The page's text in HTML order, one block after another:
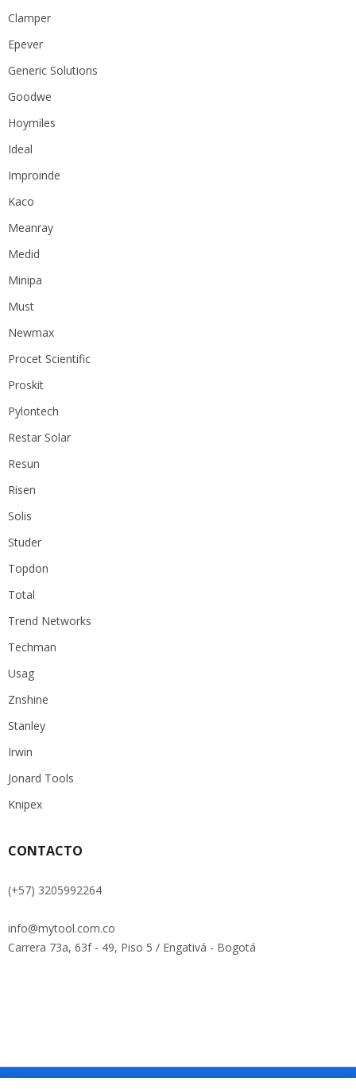
Clamper
Epever
Generic Solutions
Goodwe
Hoymiles
Ideal
Improinde
Kaco
Meanray
Medid
Minipa
Must
Newmax
Procet Scientific
Proskit
Pylontech
Restar Solar
Resun
Risen
Solis
Studer
Topdon
Total
Trend Networks
Techman
Usag
Znshine
Stanley
Irwin
Jonard Tools
Knipex
CONTACTO
(+57) 3205992264
info@mytool.com.co
Carrera 73a, 63f - 49, Piso 5 / Engativá - Bogotá